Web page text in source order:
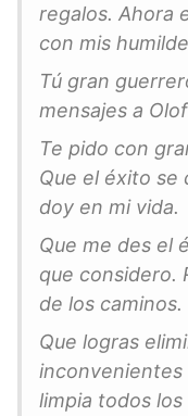
regalos. Ahora
con mis
Tú gran
mensajes a
Te pido con
Que el éxito se
doy en mi vida.
Que me des el
que considero.
de los caminos.
Que logras
inconvenientes
limpia todos